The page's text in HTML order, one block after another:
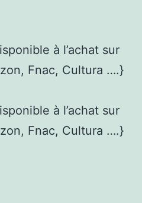
à l’achat sur
Fnac, Cultura ….}
à l’achat sur
Fnac, Cultura ….}